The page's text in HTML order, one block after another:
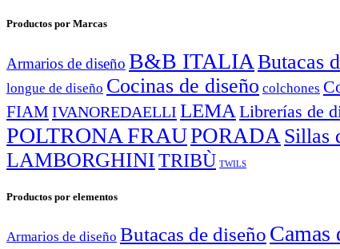
Productos por Marcas
Armarios de diseño B&B ITALIAButacas
longue de diseño Cocinas de diseño colchones
FIAM IVANOREDAELLI LEMA Librerías de
POLTRONA FRAUPORADASillas
LAMBORGHINITRIBÙ TWILS
Productos por elementos
Armarios de diseño Butacas de diseño Camas